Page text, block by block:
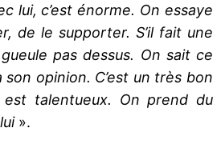
lui, c’est énorme. On essaye
de le supporter. S’il fait une
pas dessus. On sait ce
son opinion. C’est un très bon
talentueux. On prend du
».